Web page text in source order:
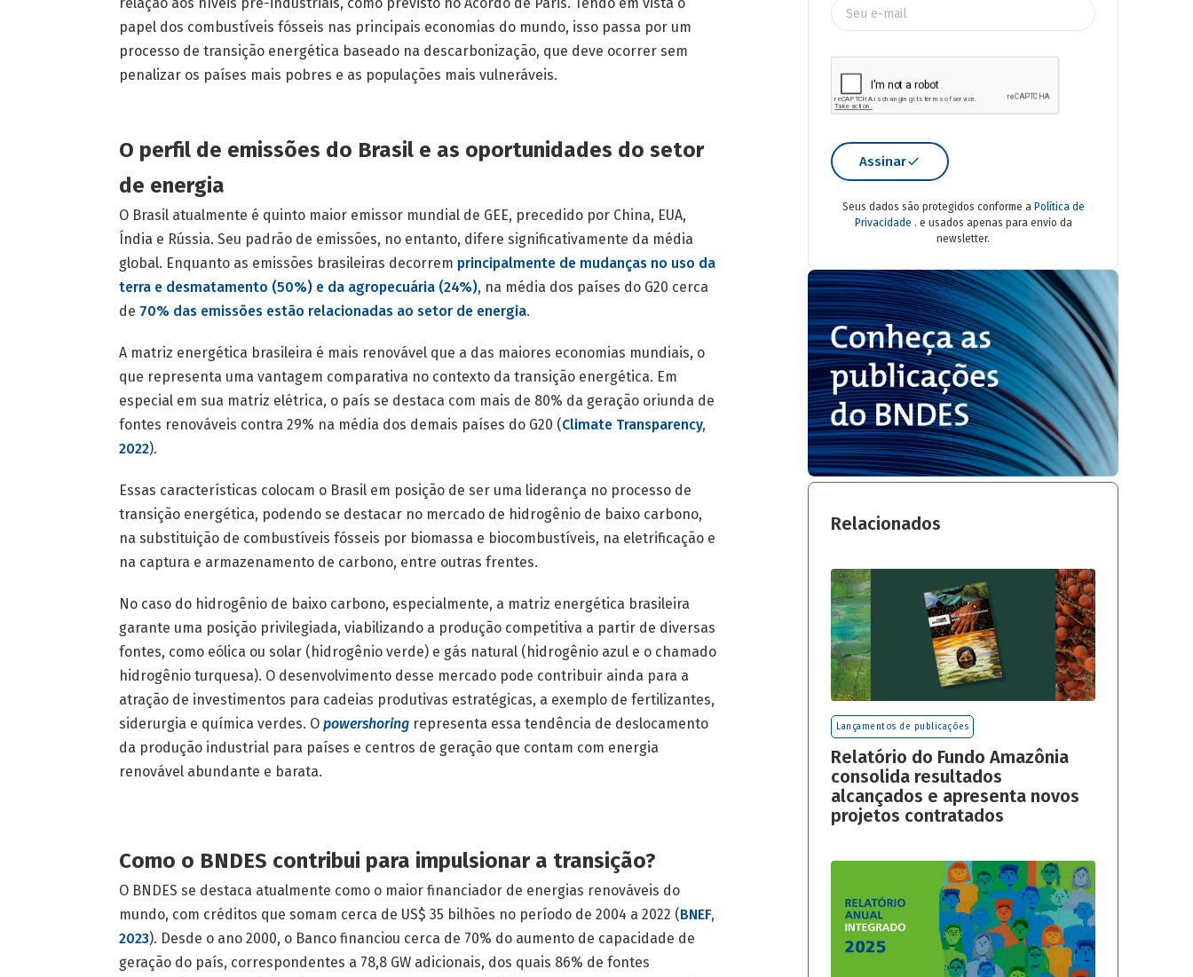
papel dos combustíveis fósseis nas principais economias do mundo, isso passa por um
processo de transição energética baseado na descarbonização, que deve ocorrer sem
penalizar os países mais pobres e as populações mais vulneráveis.
O perfil de emissões do Brasil e as oportunidades do setor
de energia
O Brasil atualmente é quinto maior emissor mundial de GEE, precedido por China, EUA,
Índia e Rússia. Seu padrão de emissões, no entanto, difere significativamente da média
global. Enquanto as emissões brasileiras decorrem principalmente de mudanças no uso da
terra e desmatamento (50%) e da agropecuária (24%), na média dos países do G20 cerca
de 70% das emissões estão relacionadas ao setor de energia.
A matriz energética brasileira é mais renovável que a das maiores economias mundiais, o
que representa uma vantagem comparativa no contexto da transição energética. Em
especial em sua matriz elétrica, o país se destaca com mais de 80% da geração oriunda de
fontes renováveis contra 29% na média dos demais países do G20 (Climate Transparency,
2022).
Essas características colocam o Brasil em posição de ser uma liderança no processo de
transição energética, podendo se destacar no mercado de hidrogênio de baixo carbono,
na substituição de combustíveis fósseis por biomassa e biocombustíveis, na eletrificação e
na captura e armazenamento de carbono, entre outras frentes.
No caso do hidrogênio de baixo carbono, especialmente, a matriz energética brasileira
garante uma posição privilegiada, viabilizando a produção competitiva a partir de diversas
fontes, como eólica ou solar (hidrogênio verde) e gás natural (hidrogênio azul e o chamado
hidrogênio turquesa). O desenvolvimento desse mercado pode contribuir ainda para a
atração de investimentos para cadeias produtivas estratégicas, a exemplo de fertilizantes,
siderurgia e química verdes. O powershoring representa essa tendência de deslocamento
da produção industrial para países e centros de geração que contam com energia
renovável abundante e barata.
Como o BNDES contribui para impulsionar a transição?
O BNDES se destaca atualmente como o maior financiador de energias renováveis do
mundo, com créditos que somam cerca de US$ 35 bilhões no período de 2004 a 2022 (BNEF,
2023). Desde o ano 2000, o Banco financiou cerca de 70% do aumento de capacidade de
geração do país, correspondentes a 78,8 GW adicionais, dos quais 86% de fontes
Assinar
Seus dados são protegidos conforme a Política de
Privacidade . e usados apenas para envio da
newsletter.
Relacionados
Lançamentos de publicações
Relatório do Fundo Amazônia
consolida resultados
alcançados e apresenta novos
projetos contratados